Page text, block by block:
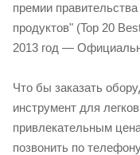
премии
продуктов" (Top 20
2013 год —
Что бы заказать
инструмент для
привлекательным
позвонить по